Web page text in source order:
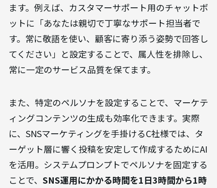
ます。例えば、カスタマーサポート用のチャットボ
ットに「あなたは親切で丁寧なサポート担当者で
す。常に敬語を使い、顧客に寄り添う姿勢で回答し
てください」と設定することで、属人性を排除し、
常に一定のサービス品質を保てます。
また、特定のペルソナを設定することで、マーケテ
ィングコンテンツの生成も効率化できます。実際
に、SNSマーケティングを手掛けるC社様では、タ
ーゲット層に響く投稿を安定して作成するためにAI
を活用。システムプロンプトでペルソナを固定する
ことで、 SNS運用にかかる時間を1日3時間から1時